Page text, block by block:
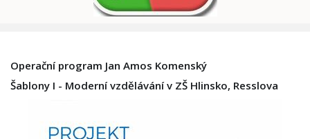
Operační program Jan Amos Komenský
Šablony I - Moderní vzdělávání v ZŠ Hlinsko, Resslova